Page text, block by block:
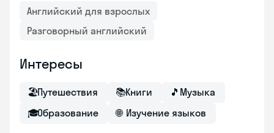
Английский для взрослых
Разговорный английский
Интересы
🏖Путешествия 📚Книги 🎵 Музыка
🎓Образование 🌐 Изучение языков